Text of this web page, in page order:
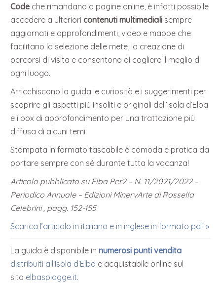
Code che rimandano a pagine online, è infatti possibile
accedere a ulterioricontenuti multimediali sempre
aggiornati e approfondimenti, video e mappe che
facilitano la selezione delle mete, la creazione di
percorsi di visita e consentono di cogliere il meglio di
ogni luogo.
Arricchiscono la guida le curiosità e i suggerimenti per
scoprire gli aspetti più insoliti e originali dell’Isola d’Elba
e i box di approfondimento per una trattazione più
diffusa di alcuni temi.
Stampata in formato tascabile è comoda e pratica da
portare sempre con sé durante tutta la vacanza!
Articolo pubblicato su Elba Per2 – N. 11/2021/2022 –
Periodico Annuale – Edizioni MinervArte di Rossella
Celebrini , pagg. 152-155
Scarica l’articolo in italiano e in inglese in formato pdf »
La guida è disponibile innumerosi punti vendita
distribuiti all’Isola d’Elba e acquistabile online sul
sito elbaspiagge.it.